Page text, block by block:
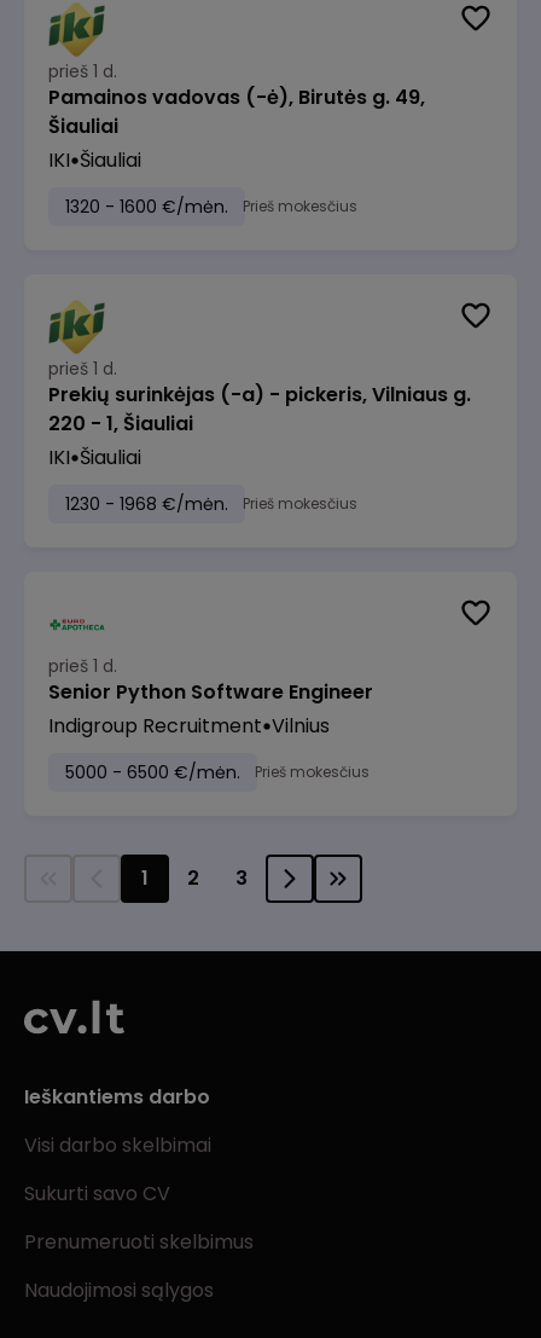
prieš 1 d.
Pamainos vadovas (-ė), Birutės g. 49,
Šiauliai
IKI Šiauliai
1320 - 1600 €/mėn. Prieš mokesčius
prieš 1 d.
Prekių surinkėjas (-a) - pickeris, Vilniaus g.
220 - 1, Šiauliai
IKI Šiauliai
1230 - 1968 €/mėn. Prieš mokesčius
prieš 1 d.
Senior Python Software Engineer
Indigroup Recruitment Vilnius
5000 - 6500 €/mėn. Prieš mokesčius
1 2 3
Ieškantiems darbo
Visi darbo skelbimai
Sukurti savo CV
Prenumeruoti skelbimus
Naudojimosi sąlygos